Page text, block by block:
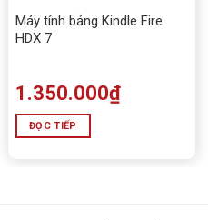
Máy tính bảng Kindle Fire
HDX 7
1.350.000₫
ĐỌC TIẾP